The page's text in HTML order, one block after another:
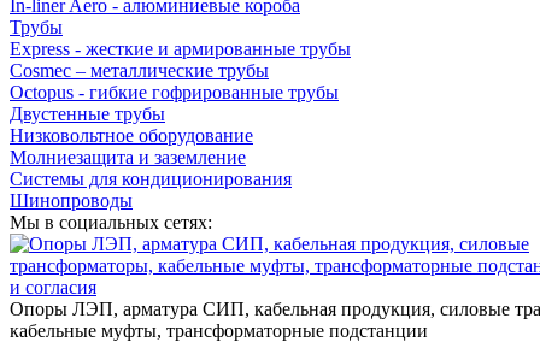
In-liner Aero - алюминиевые короба
Трубы
Express - жесткие и армированные трубы
Cosmec – металлические трубы
Octopus - гибкие гофрированные трубы
Двустенные трубы
Низковольтное оборудование
Молниезащита и заземление
Системы для кондиционирования
Шинопроводы
Мы в социальных сетях:
Опоры ЛЭП, арматура СИП, кабельная продукция, силовые
кабельные муфты, трансформаторные подстанции